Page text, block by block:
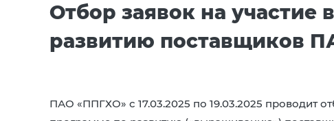
Отбор заявок на участие
развитию поставщиков
ПАО «ППГХО» с 17.03.2025 по 19.03.2025 проводит